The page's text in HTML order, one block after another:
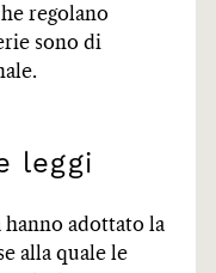
regolano
sono di
leggi
adottato la
alla quale le